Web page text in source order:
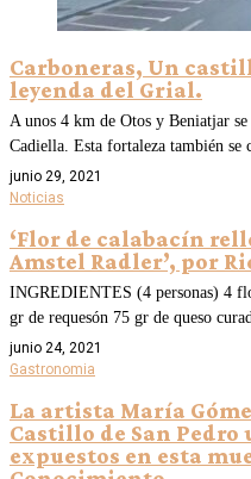
Carboneras, Un
leyenda del Grial.
A unos 4 km de Otos y Beniatjar
Cadiella. Esta fortaleza también se
junio 29, 2021
Noticias
‘Flor de calabacín
Amstel Radler’, por
INGREDIENTES (4 personas) 4
gr de requesón 75 gr de queso
junio 24, 2021
Gastronomia
La artista María
Castillo de San Pedro
expuestos en esta